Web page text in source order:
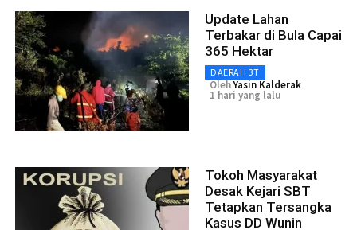
Update Lahan
Terbakar di Bula Capai
365 Hektar
DAERAH 3T
OlehYasin Kalderak
1 hari yang lalu
Tokoh Masyarakat
Desak Kejari SBT
Tetapkan Tersangka
Kasus DD Wunin